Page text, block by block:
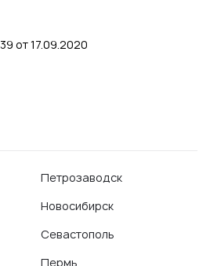
от 17.09.2020
Петрозаводск
Новосибирск
Севастополь
Пермь